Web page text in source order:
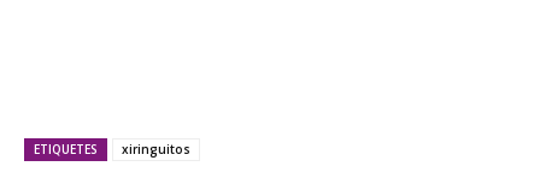
ETIQUETES xiringuitos